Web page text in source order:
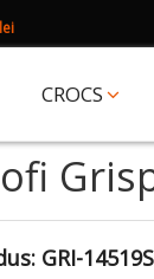
CROCS
cu codul: JIBBITZ
GRI-